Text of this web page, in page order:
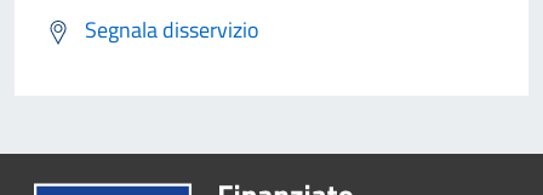
Segnala disservizio